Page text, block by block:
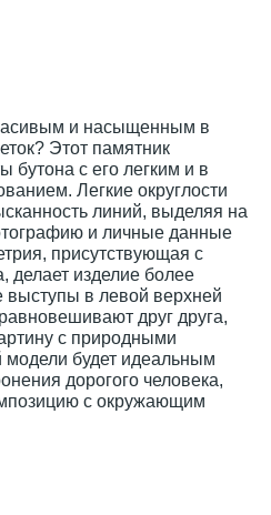
и насыщенным в
Этот памятник
бутона с его легким и в
Легкие округлости
линий, выделяя на
и личные данные
присутствующая с
делает изделие более
выступы в левой верхней
друг друга,
с природными
модели будет идеальным
дорогого человека,
с окружающим